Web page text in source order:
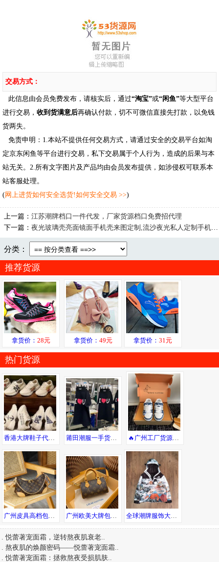
交易方式：
此信息由会员免费发布，请核实后，通过“淘宝”或“闲鱼”等大型平台
进行交易， 收到货满意后再确认付款，切不可微信直接先打款，以免钱
货两失。
免责申明：1.本站不提供任何交易方式，请通过安全的交易平台如淘
定京东闲鱼等平台进行交易，私下交易属于个人行为，造成的后果与本
站无关。2.所有文字图片及产品均由会员发布提供，如涉侵权可联系本
站客服处理。
(网上进货如何安全选货!如何安全交易 >>)
上一篇： 江苏潮牌档口一件代发，厂家货源档口免费招代理
下一篇： 夜光玻璃壳亮面镜面手机壳来图定制,流沙夜光私人定制手机壳之家批发
分类：
推荐货源
拿货价： 28元 拿货价： 49元 拿货价：31元
热门货源
香港大牌鞋子代工厂 专柜同步更新 支持一件代发 莆田潮服一手货源 只做高版本 自设工厂 强迫患者必进 低端勿进 🔥广州工厂货源！支持一件代发😎，可自取，广州市内可送货上门
广州皮具高档包包货源 专柜品质 诚招代理 一件代发全球可达 广州欧美大牌包包 工厂高品质货源直销 一件直发可邮全球 全球潮牌服饰大牌男装一手货源，一件代发，随意退换
.悦蕾著宠面霜，逆转熬夜肌衰老
.熬夜肌的焕颜密码——悦蕾著宠面霜
.悦蕾著宠面霜：拯救熬夜受损肌肤